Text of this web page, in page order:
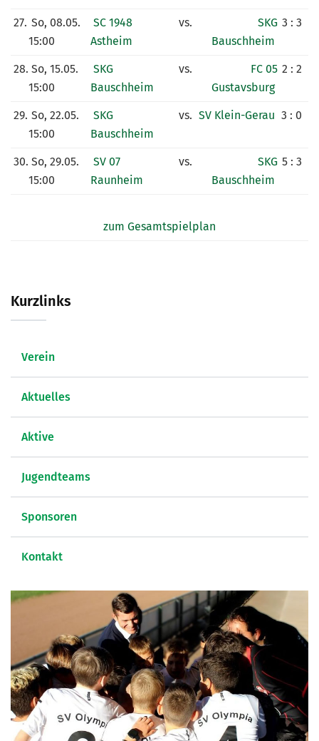
27. So, 08.05.
15:00
SC 1948
Astheim
vs.
SKG
Bauschheim
3 : 3
28. So, 15.05.
15:00
SKG
Bauschheim
vs.
FC 05
Gustavsburg
2 : 2
29. So, 22.05.
15:00
SKG
Bauschheim
vs. SV Klein-Gerau 3 : 0
30. So, 29.05.
15:00
SV 07
Raunheim
vs.
SKG
Bauschheim
5 : 3
zum Gesamtspielplan
Kurzlinks
Verein
Aktuelles
Aktive
Jugendteams
Sponsoren
Kontakt